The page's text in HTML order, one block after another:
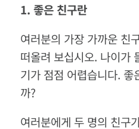
1. 좋은 친구란
여러분의 가장 가까운 친
떠올려 보십시오. 나이가
기가 점점 어렵습니다. 좋
까?
여러분에게 두 명의 친구